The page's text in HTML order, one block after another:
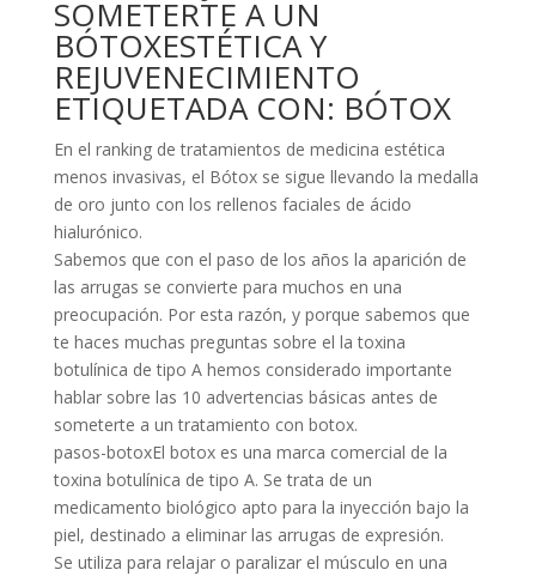
SOMETERTE A UN
BÓTOXESTÉTICA Y
REJUVENECIMIENTO
ETIQUETADA CON: BÓTOX
En el ranking de tratamientos de medicina estética
menos invasivas, el Bótox se sigue llevando la medalla
de oro junto con los rellenos faciales de ácido
hialurónico.
Sabemos que con el paso de los años la aparición de
las arrugas se convierte para muchos en una
preocupación. Por esta razón, y porque sabemos que
te haces muchas preguntas sobre el la toxina
botulínica de tipo A hemos considerado importante
hablar sobre las 10 advertencias básicas antes de
someterte a un tratamiento con botox.
pasos-botoxEl botox es una marca comercial de la
toxina botulínica de tipo A. Se trata de un
medicamento biológico apto para la inyección bajo la
piel, destinado a eliminar las arrugas de expresión.
Se utiliza para relajar o paralizar el músculo en una